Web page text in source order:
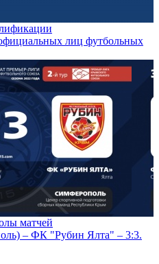
лиц футбольных
матчей
– ФК "Рубин Ялта" – 3:3.